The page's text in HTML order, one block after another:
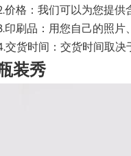
价格：我们可以为您提供
印刷品：用您自己的照片
交货时间：交货时间取决
装秀